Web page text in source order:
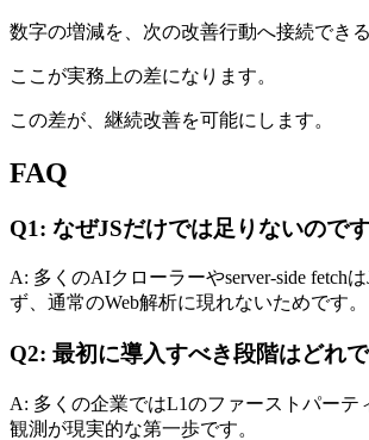
数字の増減を、次の改善行動へ接続できる
ここが実務上の差になります。
この差が、継続改善を可能にします。
FAQ
Q1: なぜJSだけでは足りないので
A: 多くのAIクローラーやserver-side fetch
ず、通常のWeb解析に現れないためです。
Q2: 最初に導入すべき段階はどれ
A: 多くの企業ではL1のファーストパーテ
観測が現実的な第一歩です。